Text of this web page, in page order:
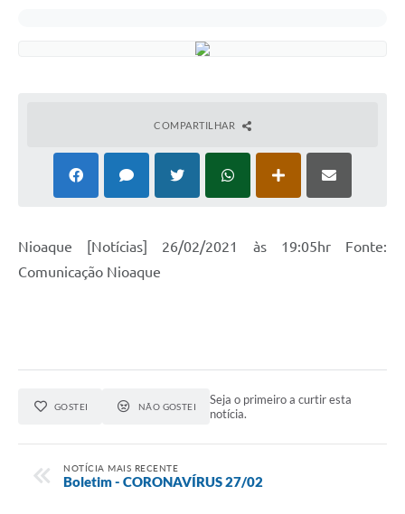
COMPARTILHAR
Nioaque [Notícias] 26/02/2021 às 19:05hr Fonte:
Comunicação Nioaque
GOSTEI NÃO GOSTEI
Seja o primeiro a curtir esta
notícia.
NOTÍCIA MAIS RECENTE
Boletim - CORONAVÍRUS 27/02